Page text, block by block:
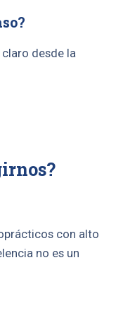
desde la
con alto
no es un